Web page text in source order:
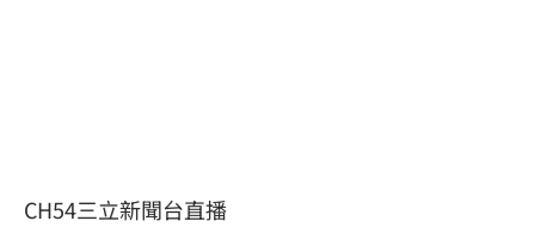
CH54三立新聞台直播